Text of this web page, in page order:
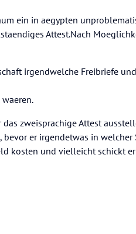
ein in aegypten
Attest.Nach
irgendwelche Freibriefe
zweisprachige Attest
er irgendetwas in welcher
kosten und vielleicht schickt